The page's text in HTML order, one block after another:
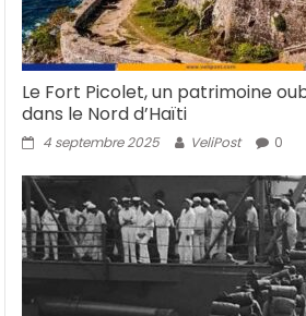
Le Fort Picolet, un patrimoine
dans le Nord d’Haïti
4 septembre 2025 VeliPost 0